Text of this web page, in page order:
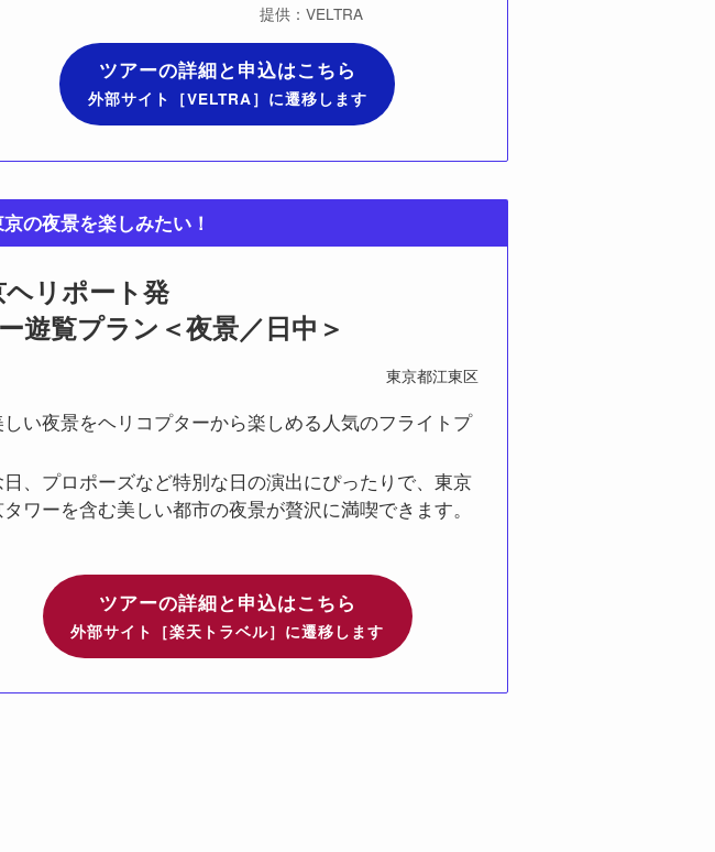
提供：VELTRA
ツアーの詳細と申込はこちら
外部サイト［VELTRA］に遷移します
の夜景を楽しみたい！
ヘリポート発
遊覧プラン＜夜景／日中＞
東京都江東区
い夜景をヘリコプターから楽しめる人気のフライトプ
、プロポーズなど特別な日の演出にぴったりで、東京
ワーを含む美しい都市の夜景が贅沢に満喫できます。
ツアーの詳細と申込はこちら
外部サイト［楽天トラベル］に遷移します